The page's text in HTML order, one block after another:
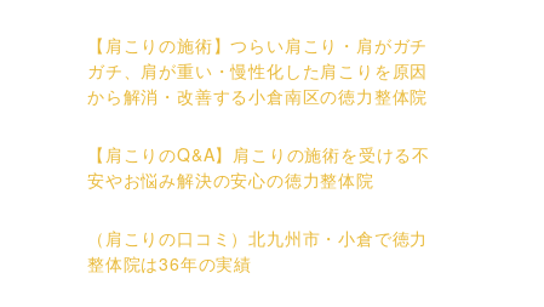
【肩こりの施術】つらい肩こり・肩がガチ
ガチ、肩が重い・慢性化した肩こりを原因
から解消・改善する小倉南区の徳力整体院
【肩こりのQ&A】肩こりの施術を受ける不
安やお悩み解決の安心の徳力整体院
（肩こりの口コミ）北九州市・小倉で徳力
整体院は36年の実績